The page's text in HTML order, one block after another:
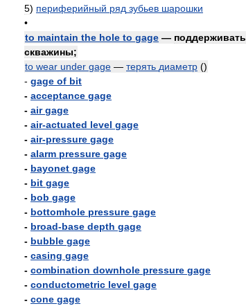
5) периферийный ряд зубьев шарошки
•
to maintain the hole to gage — поддерживать
скважины;
to wear under gage — терять диаметр ()
- gage of bit
- acceptance gage
- air gage
- air-actuated level gage
- air-pressure gage
- alarm pressure gage
- bayonet gage
- bit gage
- bob gage
- bottomhole pressure gage
- broad-base depth gage
- bubble gage
- casing gage
- combination downhole pressure gage
- conductometric level gage
- cone gage